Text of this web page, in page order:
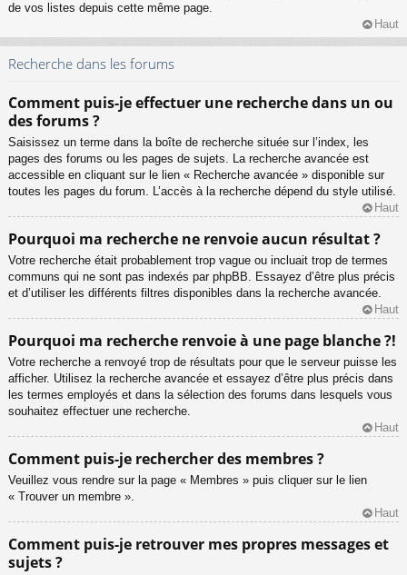
de vos listes depuis cette même page.
Haut
Recherche dans les forums
Comment puis-je effectuer une recherche dans un ou
des forums ?
Saisissez un terme dans la boîte de recherche située sur l’index, les
pages des forums ou les pages de sujets. La recherche avancée est
accessible en cliquant sur le lien « Recherche avancée » disponible sur
toutes les pages du forum. L’accès à la recherche dépend du style utilisé.
Haut
Pourquoi ma recherche ne renvoie aucun résultat ?
Votre recherche était probablement trop vague ou incluait trop de termes
communs qui ne sont pas indexés par phpBB. Essayez d’être plus précis
et d’utiliser les différents filtres disponibles dans la recherche avancée.
Haut
Pourquoi ma recherche renvoie à une page blanche ?!
Votre recherche a renvoyé trop de résultats pour que le serveur puisse les
afficher. Utilisez la recherche avancée et essayez d’être plus précis dans
les termes employés et dans la sélection des forums dans lesquels vous
souhaitez effectuer une recherche.
Haut
Comment puis-je rechercher des membres ?
Veuillez vous rendre sur la page « Membres » puis cliquer sur le lien
« Trouver un membre ».
Haut
Comment puis-je retrouver mes propres messages et
sujets ?